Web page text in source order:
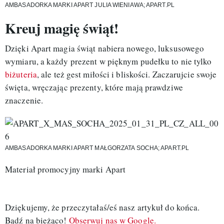
AMBASADORKA MARKI APART JULIA WIENIAWA; APART.PL
Kreuj magię świąt!
Dzięki Apart magia świąt nabiera nowego, luksusowego
wymiaru, a każdy prezent w pięknym pudełku to nie tylko
biżuteria, ale też gest miłości i bliskości. Zaczarujcie swoje
święta, wręczając prezenty, które mają prawdziwe
znaczenie.
AMBASADORKA MARKI APART MAŁGORZATA SOCHA; APART.PL
Materiał promocyjny marki Apart
Dziękujemy, że przeczytałaś/eś nasz artykuł do końca.
Bądź na bieżąco! Obserwuj nas w Google.